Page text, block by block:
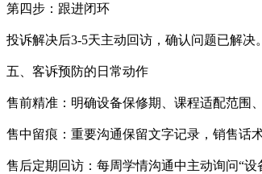
第四步：跟进闭环
投诉解决后3-5天主动回访，确认问题已解决
五、客诉预防的日常动作
售前精准：明确设备保修期、课程适配范围
售中留痕：重要沟通保留文字记录，销售话
售后定期回访：每周学情沟通中主动询问“设